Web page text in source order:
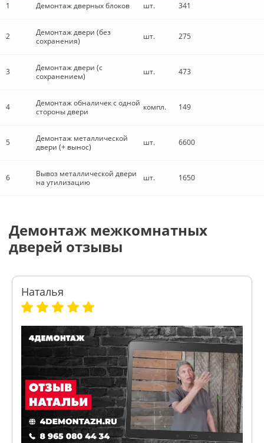
1 Демонтаж дверных блоков шт. 341
2
Демонтаж двери (без
сохранения)
шт. 275
3
Демонтаж двери (с
сохранением)
шт. 473
4
Демонтаж обналичек с одной
стороны двери
компл. 149
5
Демонтаж металлической
двери (+ вынос)
шт. 6600
6
Вывоз металлической двери
на утилизацию
шт. 1650
Демонтаж межкомнатных
дверей отзывы
Наталья